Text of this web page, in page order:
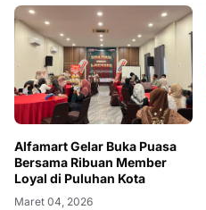
Alfamart Gelar Buka Puasa
Bersama Ribuan Member
Loyal di Puluhan Kota
Maret 04, 2026